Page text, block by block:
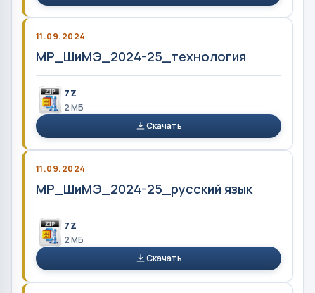
11.09.2024
МР_ШиМЭ_2024-25_технология
7Z
2 MБ
Скачать
11.09.2024
МР_ШиМЭ_2024-25_русский язык
7Z
2 MБ
Скачать